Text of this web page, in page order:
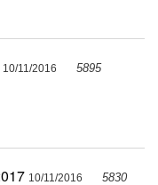
10/11/2016 5895
10/11/2016 5830